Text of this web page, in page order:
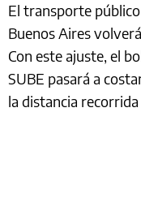
El transporte
Buenos Aires
Con este ajuste, el
SUBE pasará a
la distancia